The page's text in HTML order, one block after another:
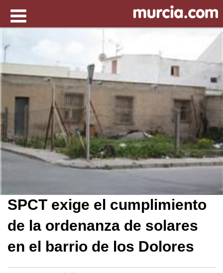
SPCT exige el cumplimiento
de la ordenanza de solares
en el barrio de los Dolores